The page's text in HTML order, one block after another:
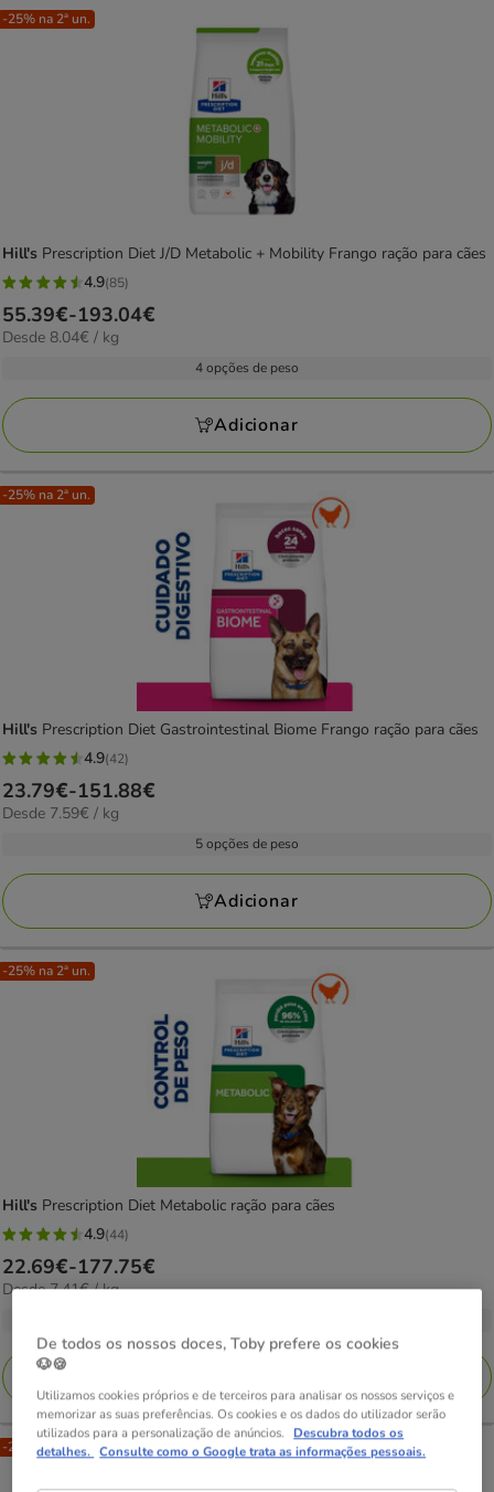
-25% na 2ª un.
Hill's Prescription Diet J/D Metabolic + Mobility Frango ração para cães
4.9
estrelas
com
avaliações
4.9(85)
Preço
de
193.04€
55.39€-193.04€
8.04€
Desde 8.04€ / kg
4 opções de peso
Adicionar
-25% na 2ª un.
Hill's Prescription Diet Gastrointestinal Biome Frango ração para cães
4.9
estrelas
com
avaliações
4.9(42)
Preço
de
151.88€
23.79€-151.88€
7.59€
Desde 7.59€ / kg
5 opções de peso
Adicionar
-25% na 2ª un.
Hill's Prescription Diet Metabolic ração para cães
4.9
estrelas
com
avaliações
4.9(44)
Preço
de
177.75€
22.69€-177.75€
7.41€
Desde 7.41€ / kg
-25% na 2ª un.
De todos os nossos doces, Toby prefere os cookies
🐶🍪
Utilizamos cookies próprios e de terceiros para analisar os nossos serviços e
memorizar as suas preferências. Os cookies e os dados do utilizador serão
utilizados para a personalização de anúncios. Descubra todos os
detalhes. Consulte como o Google trata as informações pessoais.